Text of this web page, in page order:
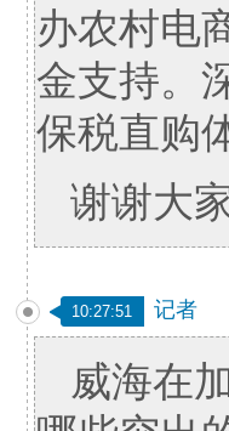
办农村电
金支持。
保税直购
谢谢大
10:27:51 记者
威海在